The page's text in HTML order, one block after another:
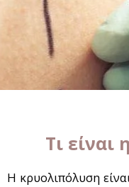
Τι
Η κρυολιπόλυση